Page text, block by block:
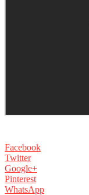
Facebook
Twitter
Google+
Pinterest
WhatsApp